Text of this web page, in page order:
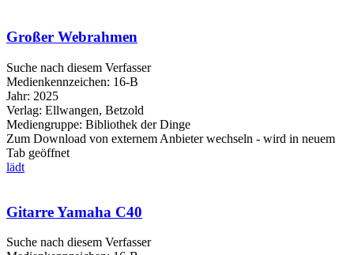
Großer Webrahmen
Suche nach diesem Verfasser
Medienkennzeichen: 16-B
Jahr: 2025
Verlag: Ellwangen, Betzold
Mediengruppe: Bibliothek der Dinge
Zum Download von externem Anbieter wechseln - wird in neuem
Tab geöffnet
lädt
Gitarre Yamaha C40
Suche nach diesem Verfasser